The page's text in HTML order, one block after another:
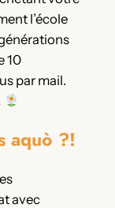
l’école
10
par mail.
aquò ?!
avec